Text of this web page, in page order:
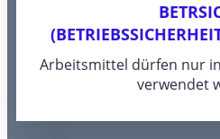
Arbeitsmittel dürfen nur in
verwendet